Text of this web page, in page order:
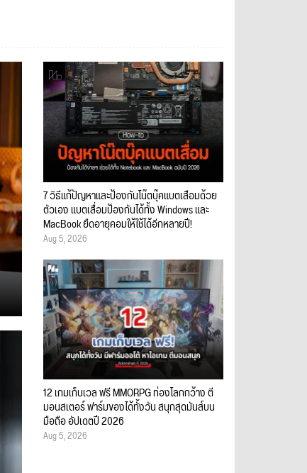
7 วิธีแก้ปัญหาและป้องกันโน๊ตบุ๊คแบตเสื่อมด้วย
ตัวเอง แบตเสื่อมป้องกันได้ทั้ง Windows และ
MacBook ยืดอายุคอมให้ใช้ได้อีกหลายปี!
Aug 5, 2026
12 เกมเก็บเวล ฟรี MMORPG ท่องโลกกว้าง ตี
มอนสเตอร์ ฟาร์มของได้ทั้งวัน สนุกสุดมันส์บน
มือถือ อัปเดตปี 2026
Aug 5, 2026